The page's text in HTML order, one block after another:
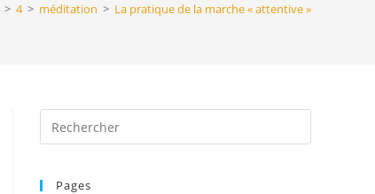
> 4 > méditation > La pratique de la marche « attentive »
Pages